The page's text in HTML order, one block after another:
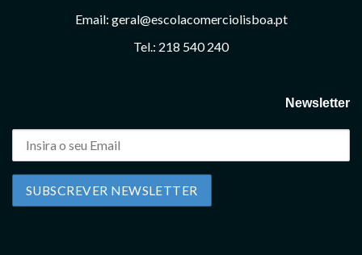
Email: geral@escolacomerciolisboa.pt
Tel.: 218 540 240
Newsletter